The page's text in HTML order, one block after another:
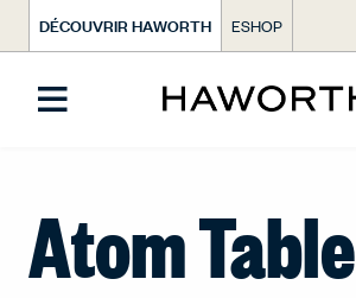
DÉCOUVRIR HAWORTH ESHOP
Atom Table